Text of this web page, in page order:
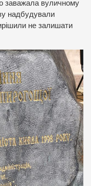
заважала вуличному
надбудували
не залишати